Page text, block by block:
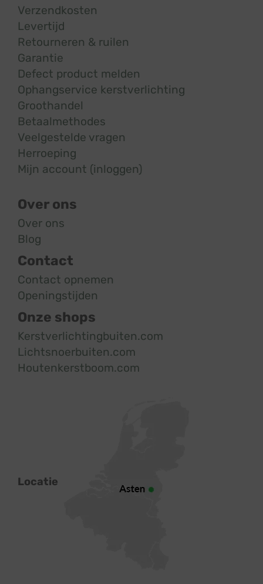
Verzendkosten
Levertijd
Retourneren & ruilen
Garantie
Defect product melden
Ophangservice kerstverlichting
Groothandel
Betaalmethodes
Veelgestelde vragen
Herroeping
Mijn account (inloggen)
Over ons
Over ons
Blog
Contact
Contact opnemen
Openingstijden
Onze shops
Kerstverlichtingbuiten.com
Lichtsnoerbuiten.com
Houtenkerstboom.com
Locatie